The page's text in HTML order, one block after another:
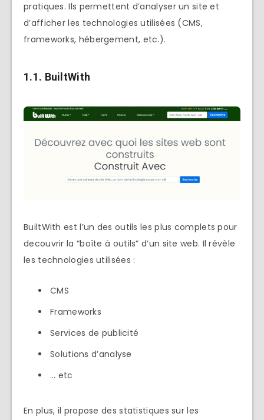
pratiques. Ils permettent d’analyser un site et
d’afficher les technologies utilisées (CMS,
frameworks, hébergement, etc.).
1.1. BuiltWith
BuiltWith est l’un des outils les plus complets pour
decouvrir la “boîte à outils” d’un site web. Il révèle
les technologies utilisées :
CMS
Frameworks
Services de publicité
Solutions d’analyse
… etc
En plus, il propose des statistiques sur les